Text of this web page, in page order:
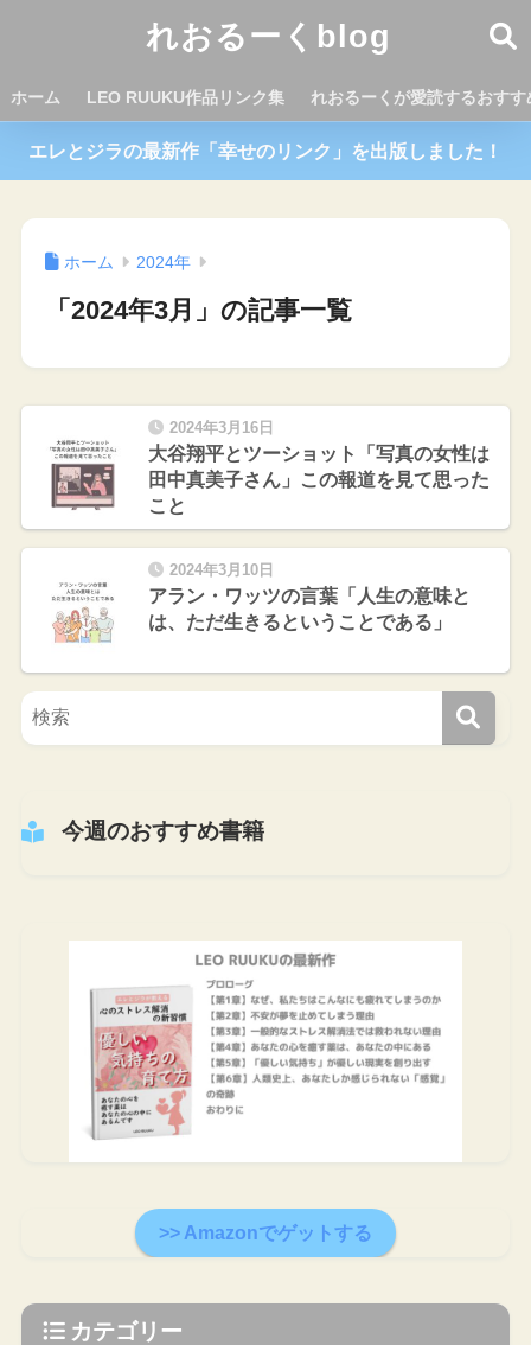
れおるーくblog
ホーム LEO RUUKU作品リンク集 れおるーくが愛読するおすす
エレとジラの最新作「幸せのリンク」を出版しました！
ホーム 2024年
「2024年3月」の記事一覧
2024年3月16日
大谷翔平とツーショット「写真の女性は
田中真美子さん」この報道を見て思った
こと
2024年3月10日
アラン・ワッツの言葉「人生の意味と
は、ただ生きるということである」
今週のおすすめ書籍
>> Amazonでゲットする
カテゴリー